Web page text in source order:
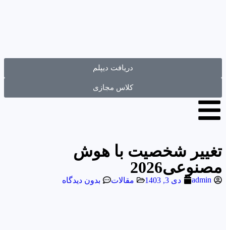
دریافت دیپلم
کلاس مجازی
تغییر شخصیت با هوش
مصنوعی2026
admin دی 3, 1403 مقالات بدون دیدگاه